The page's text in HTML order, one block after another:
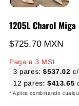
1205L Charol Miga
Precio habitual
$725.70 MXN
Paga a 3 MSI
3 pares:$537.02
12 pares: $413.65
* Aplica combinando